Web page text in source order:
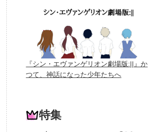
『シン・エヴァンゲリオン劇場版:||』か
つて、神話になった少年たちへ
特集